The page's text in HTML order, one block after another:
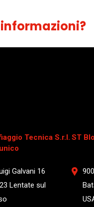
Tecnica S.r.l.
Galvani 16
Lentate sul
ST